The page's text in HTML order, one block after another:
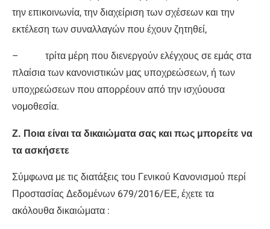
την επικοινωνία, την διαχείριση των σχέσεων και την
εκτέλεση των συναλλαγών που έχουν ζητηθεί,
– τρίτα μέρη που διενεργούν ελέγχους σε εμάς στα
πλαίσια των κανονιστικών μας υποχρεώσεων, ή των
υποχρεώσεων που απορρέουν από την ισχύουσα
νομοθεσία.
Ζ. Ποια είναι τα δικαιώματα σας και πως μπορείτε να
τα ασκήσετε
Σύμφωνα με τις διατάξεις του Γενικού Κανονισμού περί
Προστασίας Δεδομένων 679/2016/ΕΕ, έχετε τα
ακόλουθα δικαιώματα :